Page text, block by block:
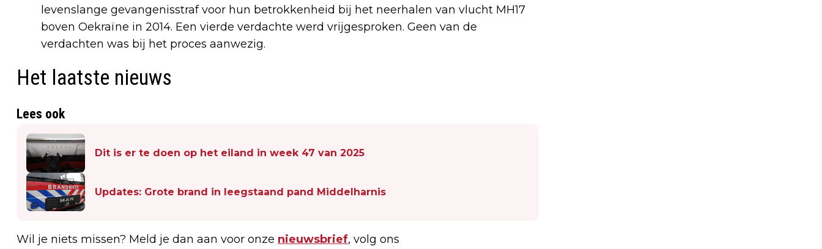
levenslange gevangenisstraf voor hun betrokkenheid bij het neerhalen van vlucht MH17
boven Oekraïne in 2014. Een vierde verdachte werd vrijgesproken. Geen van de
verdachten was bij het proces aanwezig.
Het laatste nieuws
Lees ook
Dit is er te doen op het eiland in week 47 van 2025
Updates: Grote brand in leegstaand pand Middelharnis
Wil je niets missen? Meld je dan aan voor onze nieuwsbrief, volg ons